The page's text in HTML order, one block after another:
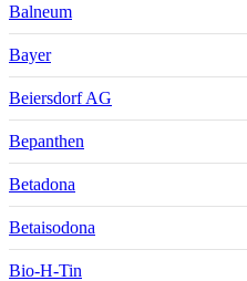
Balneum
Bayer
Beiersdorf AG
Bepanthen
Betadona
Betaisodona
Bio-H-Tin